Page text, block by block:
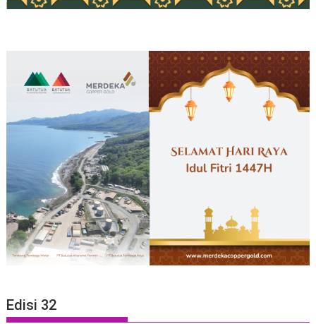
Edisi 32